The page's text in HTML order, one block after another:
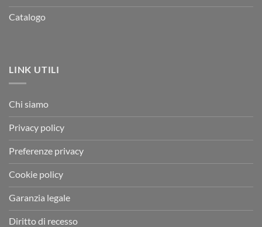
Catalogo
LINK UTILI
Chi siamo
Privacy policy
Preferenze privacy
Cookie policy
Garanzia legale
Diritto di recesso